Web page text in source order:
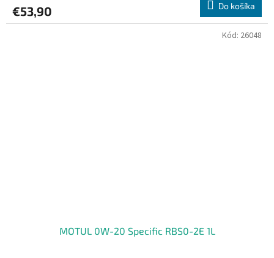
€53,90 Do košíka
MOTUL 0W-20 Specific RBS0-2E 1L
Kód: 26048